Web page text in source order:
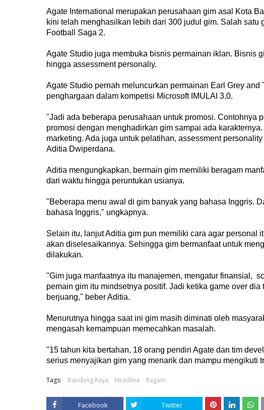
Agate International merupakan perusahaan gim asal Kota
kini telah menghasilkan lebih dari 300 judul gim. Salah satu
Football Saga 2.
Agate Studio juga membuka bisnis permainan iklan. Bisnis
hingga assessment personaliy.
Agate Studio pernah meluncurkan permainan Earl Grey
penghargaan dalam kompetisi Microsoft IMULAI 3.0.
"Jadi ada beberapa perusahaan untuk promosi. Contohnya
promosi dengan menghadirkan gim sampai ada
marketing. Ada juga untuk pelatihan, assessment
Aditia Dwiperdana.
Aditia mengungkapkan, bermain gim memiliki beragam
dari waktu hingga peruntukan usianya.
"Beberapa menu awal di gim banyak yang bahasa Inggris.
bahasa Inggris," ungkapnya.
Selain itu, lanjut Aditia gim pun memiliki cara agar personal
akan diselesaikannya. Sehingga gim bermanfaat untuk
dilakukan.
"Gim juga manfaatnya itu manajemen, mengatur finansial,
pemain gim itu mindsetnya positif. Jadi ketika game over
berjuang," beber Aditia.
Menurutnya hingga saat ini gim masih diminati oleh
mengasah kemampuan memecahkan masalah.
"15 tahun kita bertahan, 18 orang pendiri Agate dan tim
serius menyajikan gim yang menarik dan mampu mengikuti
Tags: Bandung Raya Headline Ragam
Facebook Twitter